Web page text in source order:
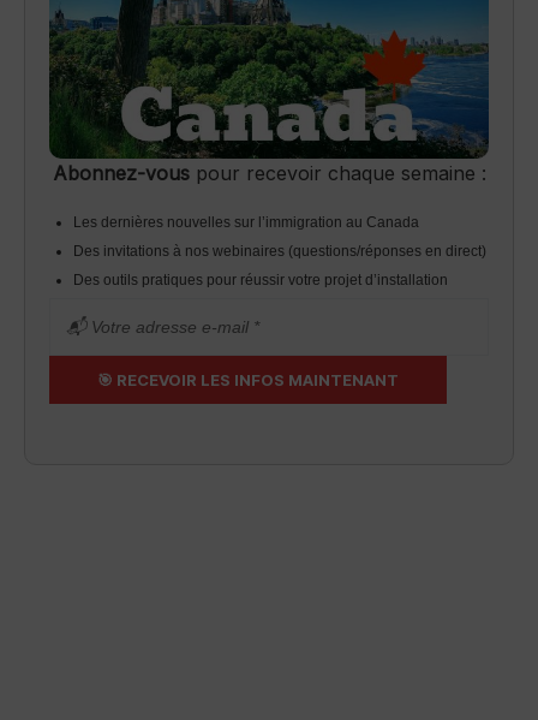
Abonnez-vouspour recevoir chaque semaine :
Les dernières nouvelles sur l’immigration au Canada
Des invitations à nos webinaires (questions/réponses en direct)
Des outils pratiques pour réussir votre projet d’installation